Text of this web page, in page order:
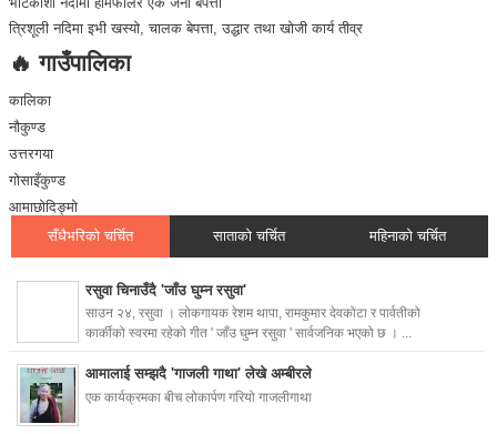
त्रिशूली नदिमा इभी खस्यो, चालक बेपत्ता, उद्धार तथा खोजी कार्य तीव्र
🔥 गाउँपालिका
कालिका
नौकुण्ड
उत्तरगया
गोसाइँकुण्ड
आमाछोदिङ्मो
सँधैभरिको चर्चित
साताको चर्चित महिनाको चर्चित
रसुवा चिनाउँदै 'जाँउ घुम्न रसुवा'
साउन २४, रसुवा । लोकगायक रेशम थापा, रामकुमार देवकोटा र पार्वतीको
कार्कीको स्वरमा रहेको गीत ' जाँउ घुम्न रसुवा ' सार्वजनिक भएको छ । ...
आमालाई सम्झदै 'गाजली गाथा' लेखे अम्बीरले
एक कार्यक्रमका बीच लोकार्पण गरियो गाजलीगाथा